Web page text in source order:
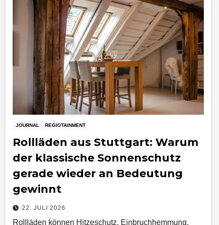
JOURNAL REGIOTAINMENT
Rollläden aus Stuttgart: Warum
der klassische Sonnenschutz
gerade wieder an Bedeutung
gewinnt
22. JULI 2026
Rollläden können Hitzeschutz, Einbruchhemmung,